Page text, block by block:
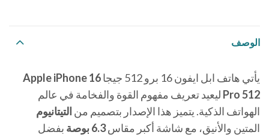
الوصف
يأتي هاتف ابل ايفون 16 برو 512 جيجا
Apple iPhone 16
Pro 512 ليعيد تعريف مفهوم القوة والفخامة في عالم
الهواتف الذكية. يتميز هذا الإصدار بتصميم من التيتانيوم
المتين والأنيق، مع شاشة أكبر مقاس6.3 بوصة
بفضل